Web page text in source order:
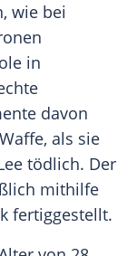
wie bei
in
davon
als sie
tödlich. Der
mithilfe
fertiggestellt.